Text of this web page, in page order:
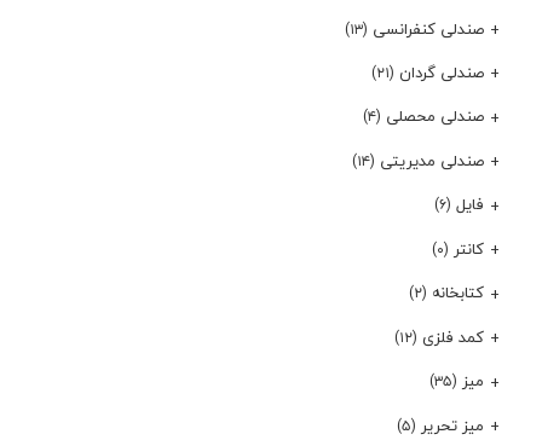
صندلی کنفرانسی (۱۳)
صندلی گردان (۲۱)
صندلی محصلی (۴)
صندلی مدیریتی (۱۴)
فایل (۶)
کانتر (۰)
کتابخانه (۲)
کمد فلزی (۱۲)
میز (۳۵)
میز تحریر (۵)